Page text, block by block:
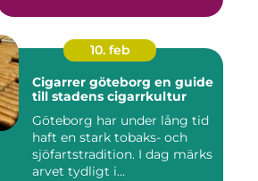
10. feb
Cigarrer göteborg en guide
till stadens cigarrkultur
Göteborg har under lång tid
haft en stark tobaks- och
sjöfartstradition. I dag märks
arvet tydligt i...